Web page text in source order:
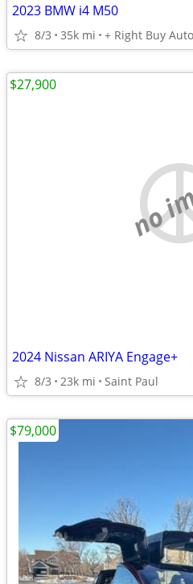
2023 BMW i4 M50
8/3 35k mi + Right Buy Auto
no
2024 Nissan ARIYA Engage+
8/3 23k mi Saint Paul
$27,900
$79,000